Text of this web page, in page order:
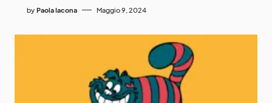
by Paola Iacona Maggio 9, 2024